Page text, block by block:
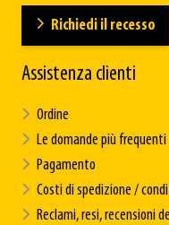
Richiedi il recesso
Assistenza clienti
Ordine
Le domande più frequenti
Pagamento
Costi di spedizione /
Reclami, resi, recensioni